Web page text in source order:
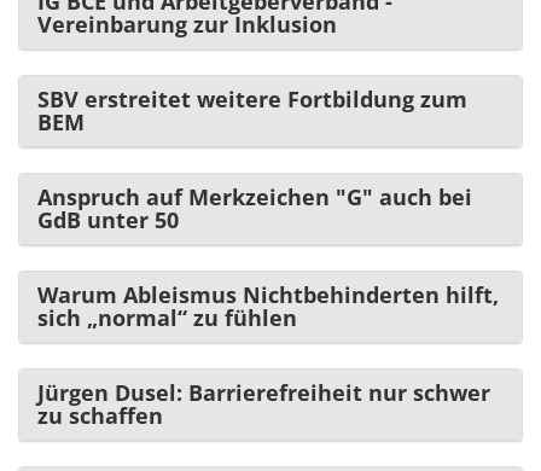
Vereinbarung zur Inklusion
SBV erstreitet weitere Fortbildung zum
BEM
Anspruch auf Merkzeichen "G" auch bei
GdB unter 50
Warum Ableismus Nichtbehinderten hilft,
sich „normal“ zu fühlen
Jürgen Dusel: Barrierefreiheit nur schwer
zu schaffen